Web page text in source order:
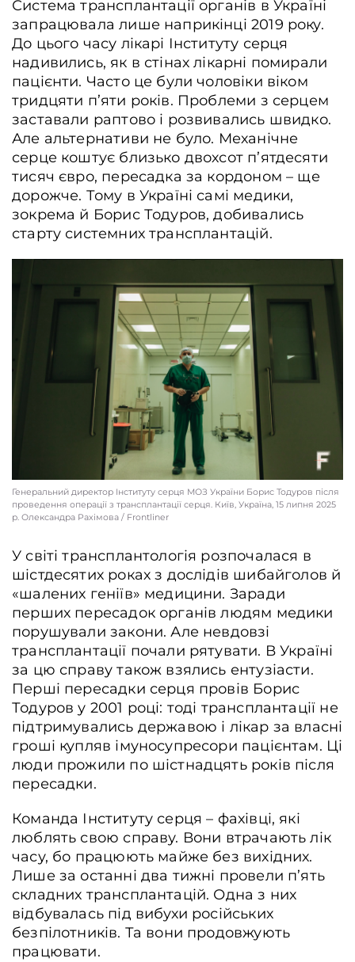
Вилучене донорське серце готують до транспортування в Інститут серця
МОЗ України, Коростень, Україна, 15 липня 2025 р. Олександра Рахімова /
Система трансплантації органів в Україні
запрацювала лише наприкінці 2019 року.
До цього часу лікарі Інституту серця
надивились, як в стінах лікарні помирали
пацієнти. Часто це були чоловіки віком
тридцяти п’яти років. Проблеми з серцем
заставали раптово і розвивались швидко.
Але альтернативи не було. Механічне
серце коштує близько двохсот п’ятдесяти
тисяч євро, пересадка за кордоном – ще
дорожче. Тому в Україні самі медики,
зокрема й Борис Тодуров, добивались
старту системних трансплантацій.
Генеральний директор Інституту серця МОЗ України Борис Тодуров після
проведення операції з трансплантації серця. Київ, Україна, 15 липня 2025
р. Олександра Рахімова / Frontliner
У світі трансплантологія розпочалася в
шістдесятих роках з дослідів шибайголов й
«шалених геніїв» медицини. Заради
перших пересадок органів людям медики
порушували закони. Але невдовзі
трансплантації почали рятувати. В Україні
за цю справу також взялись ентузіасти.
Перші пересадки серця провів Борис
Тодуров у 2001 році: тоді трансплантації не
підтримувались державою і лікар за власні
гроші купляв імуносупресори пацієнтам. Ці
люди прожили по шістнадцять років після
пересадки.
Команда Інституту серця – фахівці, які
люблять свою справу. Вони втрачають лік
часу, бо працюють майже без вихідних.
Лише за останні два тижні провели п’ять
складних трансплантацій. Одна з них
відбувалась під вибухи російських
безпілотників. Та вони продовжують
працювати.